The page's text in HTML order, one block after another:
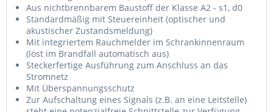
Aus nichtbrennbarem Baustoff der Klasse A2 - s1, d0
Standardmäßig mit Steuereinheit (optischer und
akustischer Zustandsmeldung)
Mit integriertem Rauchmelder im Schrankinnenraum
(löst im Brandfall automatisch aus)
Steckerfertige Ausführung zum Anschluss an das
Stromnetz
Mit Überspannungsschutz
Zur Aufschaltung eines Signals (z.B. an eine Leitstelle)